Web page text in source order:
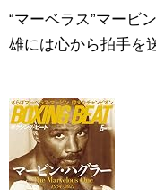
“マーベラス”マービ
雄には心から拍手を